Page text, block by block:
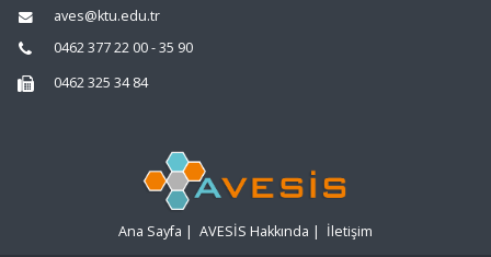
aves@ktu.edu.tr
0462 377 22 00 - 35 90
0462 325 34 84
Ana Sayfa | AVESİS Hakkında | İletişim